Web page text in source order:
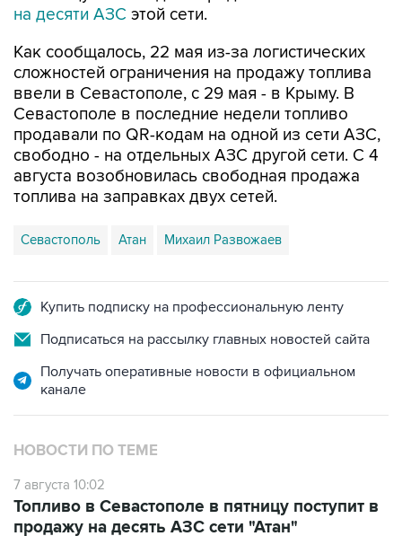
на десяти АЗС этой сети.
Как сообщалось, 22 мая из-за логистических
сложностей ограничения на продажу топлива
ввели в Севастополе, с 29 мая - в Крыму. В
Севастополе в последние недели топливо
продавали по QR-кодам на одной из сети АЗС,
свободно - на отдельных АЗС другой сети. С 4
августа возобновилась свободная продажа
топлива на заправках двух сетей.
Севастополь Атан Михаил Развожаев
Купить подписку на профессиональную ленту
Подписаться на рассылку главных новостей сайта
Получать оперативные новости в официальном
канале
НОВОСТИ ПО ТЕМЕ
7 августа 10:02
Топливо в Севастополе в пятницу поступит в
продажу на десять АЗС сети "Атан"